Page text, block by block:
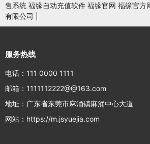
售系统 福缘自动充值软件 福缘官网 福缘官方
有限公司
服务热线
电话：111 0000 1111
邮箱：1111112222@@163.com
地址：广东省东莞市麻涌镇麻涌中心大道
网站：https://m.jsyuejia.com